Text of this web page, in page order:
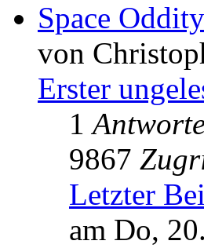
Space Oddity
von
Erster
1
9867
Letzter
am Do,